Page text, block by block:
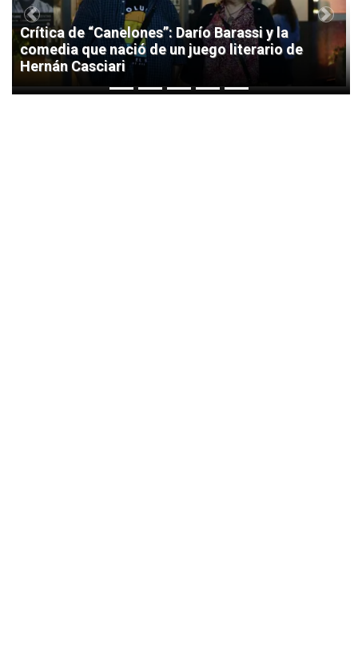
Crítica de “Canelones”: Darío Barassi y la
comedia que nació de un juego literario de
Hernán Casciari
Previous Next